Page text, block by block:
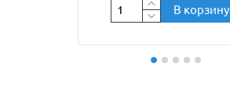
В корзину